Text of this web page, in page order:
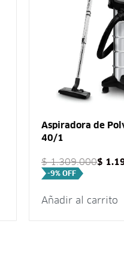
Aspiradora de
40/1
$1.309.000$
-9% OFF
Añadir al carrito